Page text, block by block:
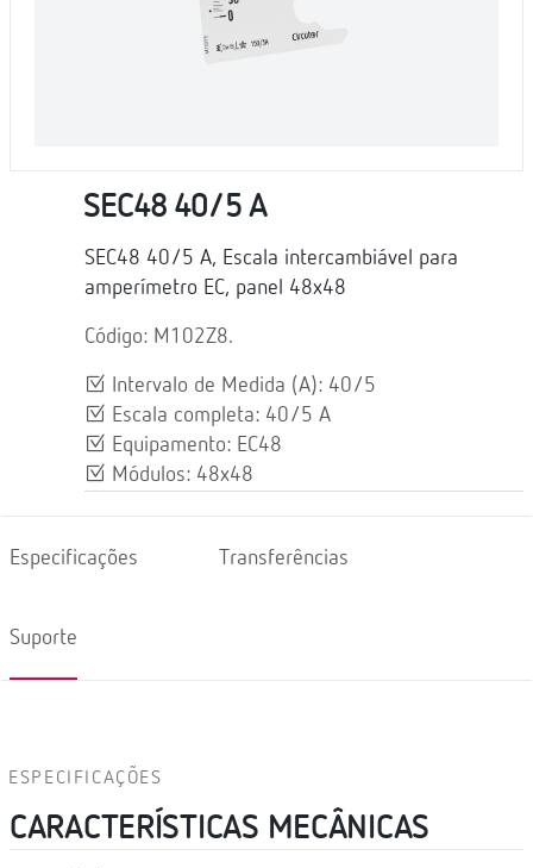
SEC48 40/5 A
SEC48 40/5 A, Escala intercambiável para
amperímetro EC, panel 48x48
Código: M102Z8.
Intervalo de Medida (A): 40/5
Escala completa: 40/5 A
Equipamento: EC48
Módulos: 48x48
Especificações Transferências
Suporte
ESPECIFICAÇÕES
CARACTERÍSTICAS MECÂNICAS